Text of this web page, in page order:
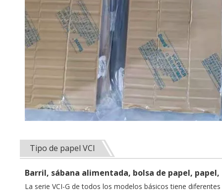
Tipo de papel VCI
Barril, sábana alimentada, bolsa de papel,
La serie VCI-G de todos los modelos básicos tiene